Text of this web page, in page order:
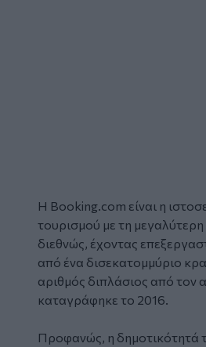
Η Booking.com είναι η
τουρισμού με τη
διεθνώς, έχοντας
από ένα δισεκατομμύριο
αριθμός διπλάσιος από τον
καταγράφηκε το 2016.
Προφανώς, η δημοτικότητά